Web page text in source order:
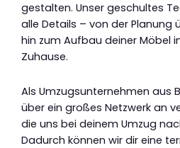
gestalten. Unser geschultes
alle Details – von der Planung
hin zum Aufbau deiner Möbel
Zuhause.
Als Umzugsunternehmen aus
über ein großes Netzwerk an
die uns bei deinem Umzug
Dadurch können wir dir eine